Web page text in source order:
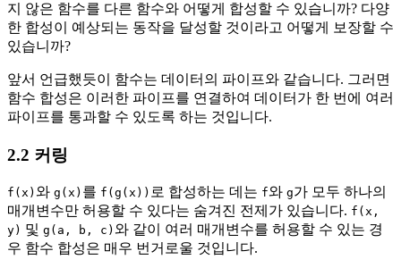
지 않은 함수를 다른 함수와 어떻게 합성할 수 있습니까? 다양
한 합성이 예상되는 동작을 달성할 것이라고 어떻게 보장할 수
있습니까?
앞서 언급했듯이 함수는 데이터의 파이프와 같습니다. 그러면
함수 합성은 이러한 파이프를 연결하여 데이터가 한 번에 여러
파이프를 통과할 수 있도록 하는 것입니다.
2.2 커링
f(x) 와 g(x) 를 f(g(x)) 로 합성하는 데는 f와 g가 모두 하나의
매개변수만 허용할 수 있다는 숨겨진 전제가 있습니다. f(x,
y) 및 g(a, b, c) 와 같이 여러 매개변수를 허용할 수 있는 경
우 함수 합성은 매우 번거로울 것입니다.